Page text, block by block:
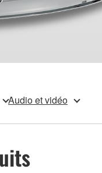
Audio et vidéo